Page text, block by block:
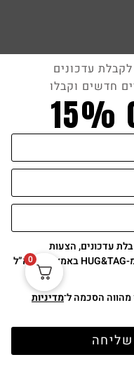
0
עדכונים
חדשים וקבלו
15%
עדכונים, הצעות
שיווקיות ומבצעים מ-HUG&TAG באמצעות דוא”ל
הסכמה ל־מדיניות
שליחה